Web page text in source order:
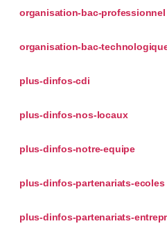
organisation-bac-professionnel
organisation-bac-
plus-dinfos-cdi
plus-dinfos-nos-locaux
plus-dinfos-notre-equipe
plus-dinfos-partenariats-ecoles
plus-dinfos-partenariats-